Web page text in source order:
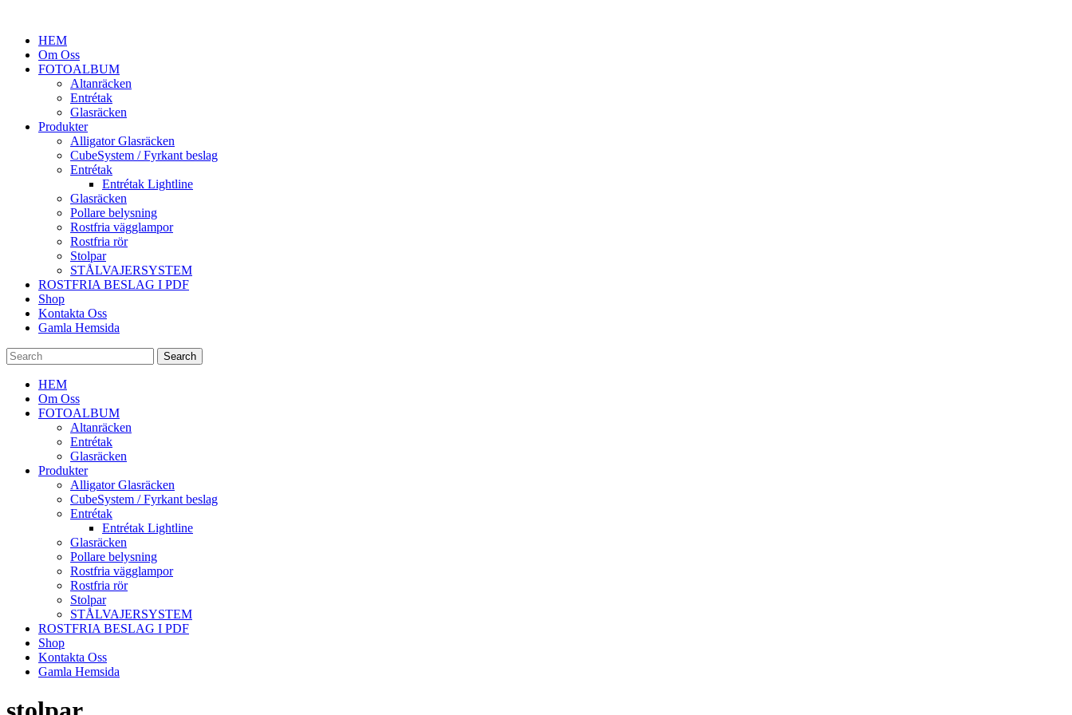
HEM
Om Oss
FOTOALBUM
Altanräcken
Entrétak
Glasräcken
Produkter
Alligator Glasräcken
CubeSystem / Fyrkant beslag
Entrétak
Entrétak Lightline
Glasräcken
Pollare belysning
Rostfria vägglampor
Rostfria rör
Stolpar
STÅLVAJERSYSTEM
ROSTFRIA BESLAG I PDF
Shop
Kontakta Oss
Gamla Hemsida
HEM
Om Oss
FOTOALBUM
Altanräcken
Entrétak
Glasräcken
Produkter
Alligator Glasräcken
CubeSystem / Fyrkant beslag
Entrétak
Entrétak Lightline
Glasräcken
Pollare belysning
Rostfria vägglampor
Rostfria rör
Stolpar
STÅLVAJERSYSTEM
ROSTFRIA BESLAG I PDF
Shop
Kontakta Oss
Gamla Hemsida